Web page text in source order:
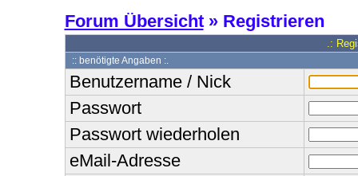
Forum Übersicht» Registrieren
.:
:: benötigte Angaben :.
Benutzername / Nick
Passwort
Passwort wiederholen
eMail-Adresse